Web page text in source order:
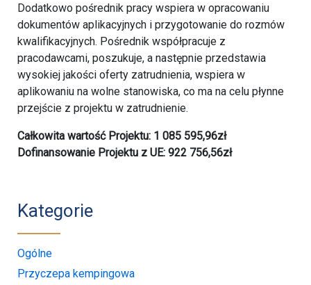
Dodatkowo pośrednik pracy wspiera w opracowaniu
dokumentów aplikacyjnych i przygotowanie do rozmów
kwalifikacyjnych. Pośrednik współpracuje z
pracodawcami, poszukuje, a następnie przedstawia
wysokiej jakości oferty zatrudnienia, wspiera w
aplikowaniu na wolne stanowiska, co ma na celu płynne
przejście z projektu w zatrudnienie.
Całkowita wartość Projektu: 1 085 595,96zł
Dofinansowanie Projektu z UE: 922 756,56zł
Kategorie
Ogólne
Przyczepa kempingowa